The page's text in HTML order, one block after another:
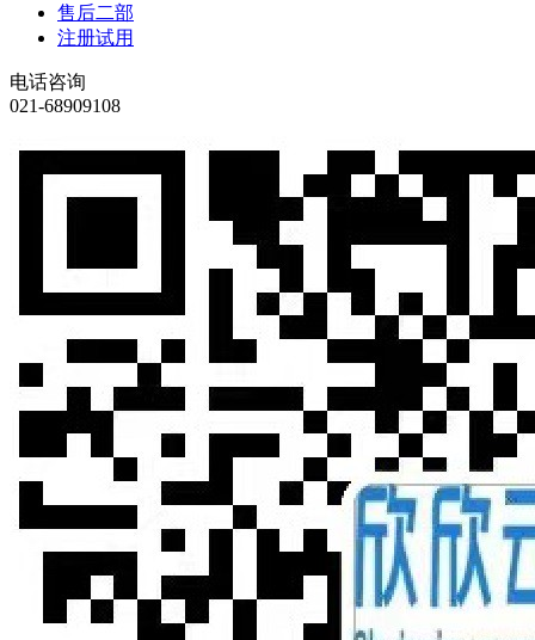
售后二部
注册试用
电话咨询
021-68909108